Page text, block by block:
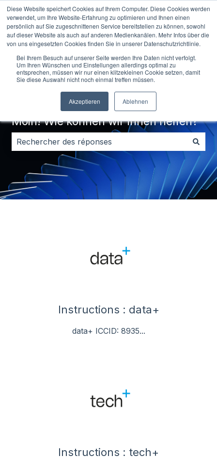
Diese Website speichert Cookies auf Ihrem Computer. Diese Cookies werden
verwendet, um Ihre Website-Erfahrung zu optimieren und Ihnen einen
persönlich auf Sie zugeschnittenen Service bereitstellen zu können, sowohl
auf dieser Website als auch auf anderen Medienkanälen. Mehr Infos über die
von uns eingesetzten Cookies finden Sie in unserer Datenschutzrichtlinie.
Bei Ihrem Besuch auf unserer Seite werden Ihre Daten nicht verfolgt.
Um Ihren Wünschen und Einstellungen allerdings optimal zu
entsprechen, müssen wir nur einen klitzekleinen Cookie setzen, damit
Sie diese Auswahl nicht noch einmal treffen müssen.
Akzeptieren Ablehnen
FrançaisAfficher le sous-menu pour les traductions
Kontakt
Moin! Wie können wir Ihnen helfen?
Il n'y a aucune suggestion car le champ de
Instructions : data+
data+ ICCID: 8935...
Instructions : tech+